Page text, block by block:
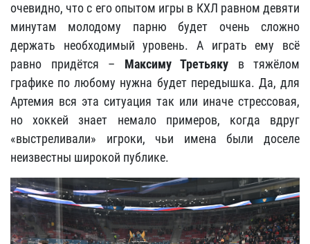
очевидно, что с его опытом игры в КХЛ равном девяти
минутам молодому парню будет очень сложно
держать необходимый уровень. А играть ему всё
равно придётся – Максиму Третьяку в тяжёлом
графике по любому нужна будет передышка. Да, для
Артемия вся эта ситуация так или иначе стрессовая,
но хоккей знает немало примеров, когда вдруг
«выстреливали» игроки, чьи имена были доселе
неизвестны широкой публике.